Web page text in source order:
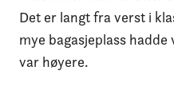
Det er langt fra verst i
mye bagasjeplass
var høyere.